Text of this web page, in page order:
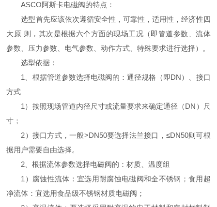
ASCO阿斯卡电磁阀的特点：
选型首先应该依次遵循安全性，可靠性，适用性，经济性四
大原 则，其次是根据六个方面的现场工况（即管道参数、流体
参数、压力参数、电气参数、动作方式、特殊要求进行选择）。
选型依据：
1、根据管道参数选择电磁阀的：通径规格（即DN）、接口
方式
1）按照现场管道内径尺寸或流量要求来确定通径（DN）尺
寸；
2）接口方式，一般>DN50要选择法兰接口，≤DN50则可根
据用户需要自由选择。
2、根据流体参数选择电磁阀的：材质、温度组
1）腐蚀性流体：宜选用耐腐蚀电磁阀和全不锈钢；食用超
净流体：宜选用食品级不锈钢材质电磁阀；